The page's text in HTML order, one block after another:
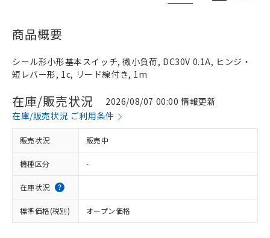
商品概要
シール形小形基本スイッチ, 微小負荷, DC30V 0.1A, ヒンジ・
短レバー形, 1c, リード線付き, 1m
在庫/販売状況
2026/08/07 00:00 情報更新
在庫/販売状況 ご利用条件
販売状況 販売中
機種区分 -
在庫状況
標準価格(税別) オープン価格